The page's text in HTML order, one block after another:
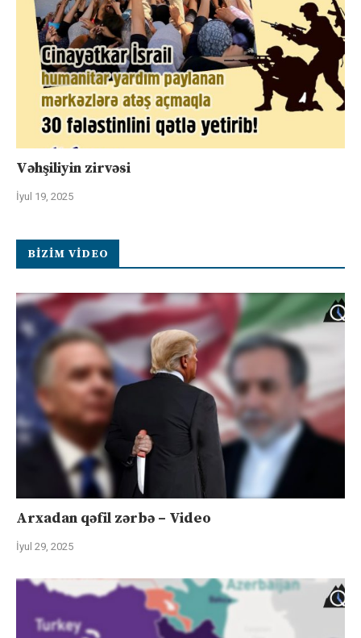
Vəhşiliyin zirvəsi
İyul 19, 2025
BIZIM VIDEO
Arxadan qəfil zərbə – Video
İyul 29, 2025